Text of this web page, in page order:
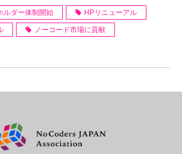
ルダー体制開始 HPリニューアル
ノーコード市場に貢献